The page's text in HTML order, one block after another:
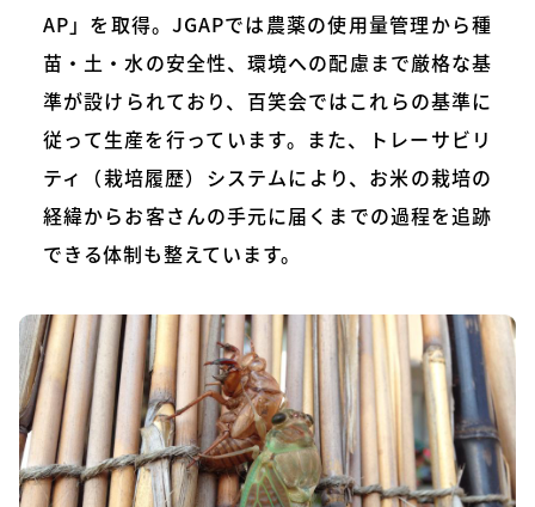
AP」を取得。JGAPでは農薬の使用量管理から種
苗・土・水の安全性、環境への配慮まで厳格な基
準が設けられており、百笑会ではこれらの基準に
従って生産を行っています。また、トレーサビリ
ティ（栽培履歴）システムにより、お米の栽培の
経緯からお客さんの手元に届くまでの過程を追跡
できる体制も整えています。